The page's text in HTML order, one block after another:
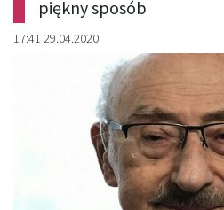
piękny sposób
17:41 29.04.2020